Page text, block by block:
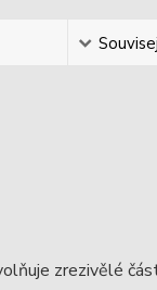
zrezivělé